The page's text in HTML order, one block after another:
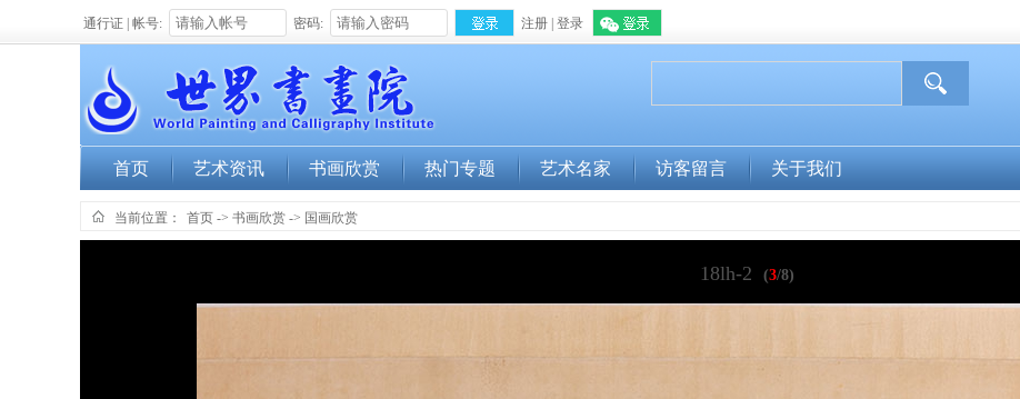
通行证 | 帐号: 密码: 注册 登录
首页 艺术资讯 书画欣赏 热门专题 艺术名家 访客留言 关于我们
当前位置： 首页 -> 书画欣赏 -> 国画欣赏
18lh-2 (3/8)